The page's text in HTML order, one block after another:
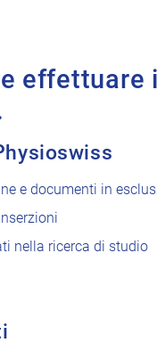
effettuare
e documenti in
nella ricerca di studio